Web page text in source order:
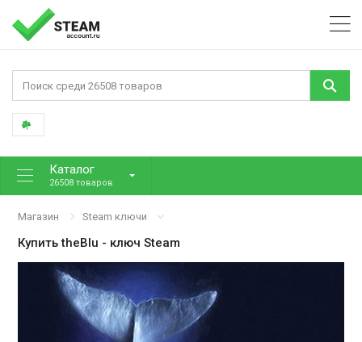
Каталог
26508 товаров
Магазин Steam ключи
КупитьtheBlu - ключ Steam